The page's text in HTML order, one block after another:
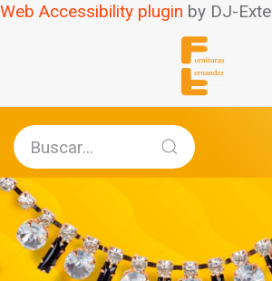
Web Accessibility plugin by DJ-